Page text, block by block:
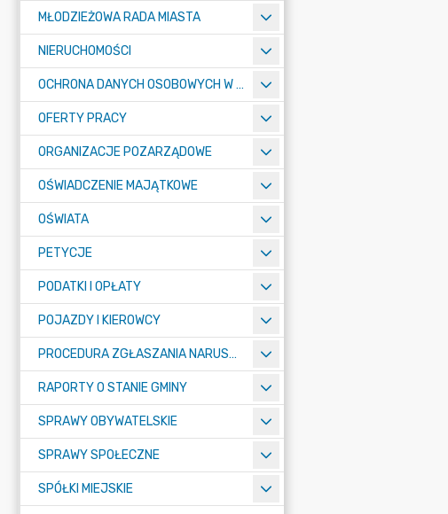
MŁODZIEŻOWA RADA MIASTA
NIERUCHOMOŚCI
OCHRONA DANYCH OSOBOWYCH W URZĘDZIE MIASTA ŻORY - RODO
OFERTY PRACY
ORGANIZACJE POZARZĄDOWE
OŚWIADCZENIE MAJĄTKOWE
OŚWIATA
PETYCJE
PODATKI I OPŁATY
POJAZDY I KIEROWCY
PROCEDURA ZGŁASZANIA NARUSZEŃ PRAWA
RAPORTY O STANIE GMINY
SPRAWY OBYWATELSKIE
SPRAWY SPOŁECZNE
SPÓŁKI MIEJSKIE